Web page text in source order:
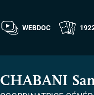
WEBDOC
CHABANI